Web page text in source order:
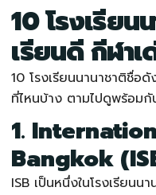
10โรงเรียน
เรียนดี กีฬาเ
10โรงเรียนนานาชาติชื่อดั
ที่ไหนบ้าง ตามไปดูพร้อมกั
1.
Bangkok
ISB เป็นหนึ่งในโรงเรียนนา